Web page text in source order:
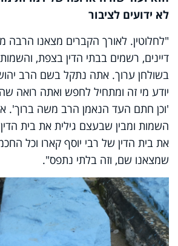
לא ידועים לציבור
"לחלוטין. לאורך הקברים מצאנו הרבה
דיינים, רשמים בבתי הדין בצפת,
בשולחן ערוך. אתה נתקל בשם הרב
יודע מי זה ומתחיל לחפש ואתה רואה
'וכן חתם העד הנאמן הרב משה ברוך'.
השמות ומבין שבעצם גילית את בית
את בית הדין של רבי יוסף קארו וכל
שמצאנו שם, וזה בלתי נתפס".